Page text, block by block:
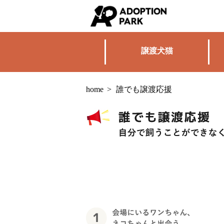
譲渡犬猫
home > 誰でも譲渡応援